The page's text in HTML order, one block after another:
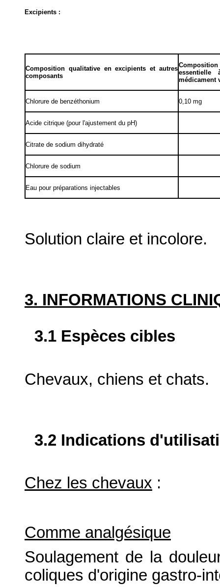
Excipients :
Composition qualitative en excipients et autres
composants
essentielle
médicament
Chlorure de benzéthonium 0,10 mg
Acide citrique (pour l'ajustement du pH)
Citrate de sodium dihydraté
Chlorure de sodium
Eau pour préparations injectables
Solution claire et incolore.
3. INFORMATIONS
3.1 Espèces cibles
Chevaux, chiens et chats.
3.2 Indications
Chez les chevaux :
Comme analgésique
Soulagement de la
coliques d'origine gastro-